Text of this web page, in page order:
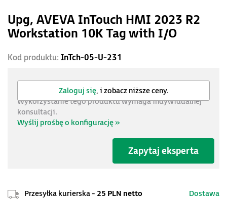
Upg, AVEVA InTouch HMI 2023 R2
Workstation 10K Tag with I/O
Kod produktu: InTch-05-U-231
Zaloguj się, i zobacz niższe ceny.
Zapytaj eksperta
Wykorzystanie tego produktu wymaga indywidualnej
konsultacji.
Wyślij prośbę o konfigurację »
Przesyłka kurierska - 25 PLN netto
Dostawa